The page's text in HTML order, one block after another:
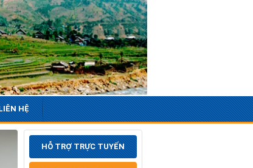
HỆ
HỖ TRỢ TRỰC TUYẾN